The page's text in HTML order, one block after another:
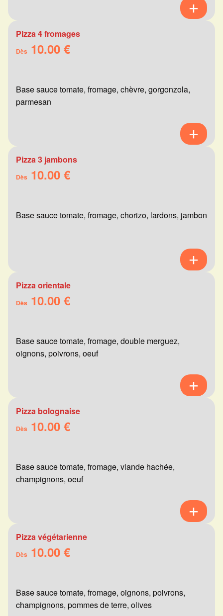
Pizza 4 fromages
Dès 10.00 €
Base sauce tomate, fromage, chèvre, gorgonzola,
parmesan
Pizza 3 jambons
Dès 10.00 €
Base sauce tomate, fromage, chorizo, lardons, jambon
Pizza orientale
Dès 10.00 €
Base sauce tomate, fromage, double merguez,
oignons, poivrons, oeuf
Pizza bolognaise
Dès 10.00 €
Base sauce tomate, fromage, viande hachée,
champignons, oeuf
Pizza végétarienne
Dès 10.00 €
Base sauce tomate, fromage, oignons, poivrons,
champignons, pommes de terre, olives